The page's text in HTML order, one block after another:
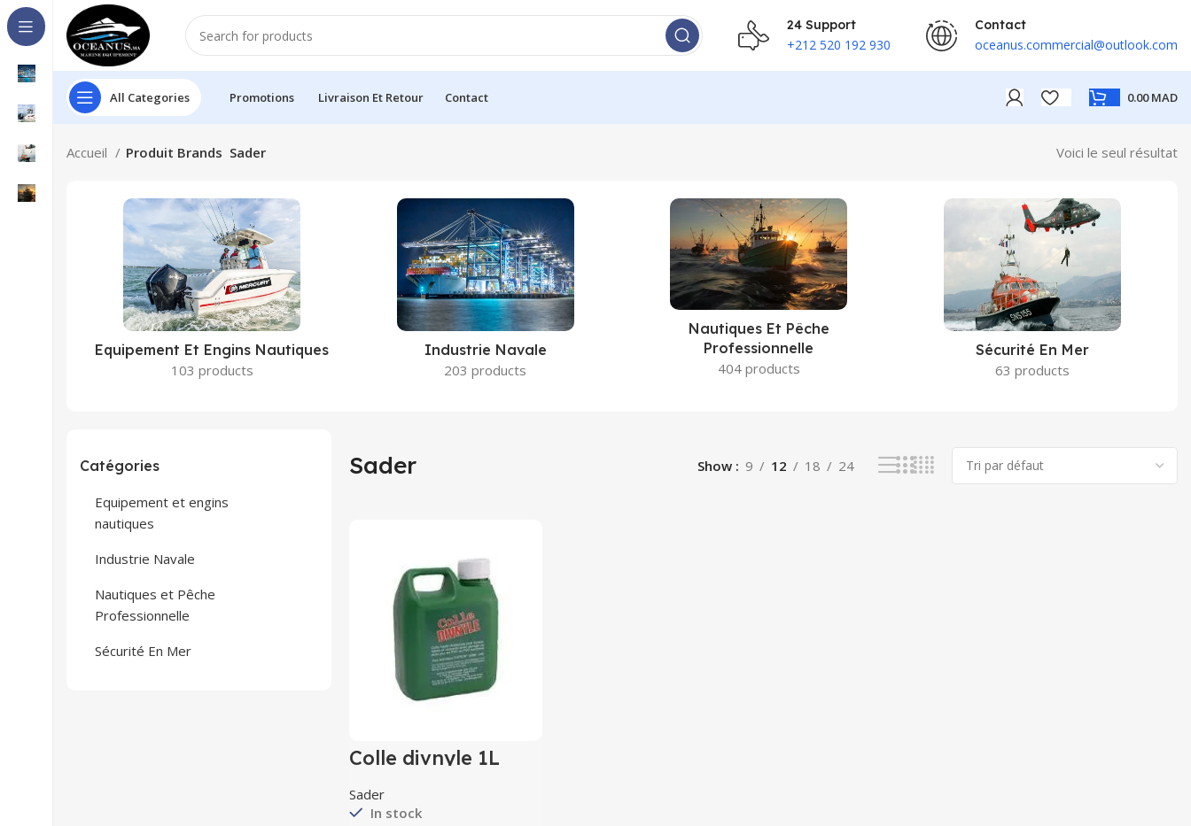
24 Support
+212 520 192 930
Contact
oceanus.commercial@outlook.com
All Categories Promotions Livraison Et Retour Contact 0.00MAD
Accueil Produit Brands Sader Voici le seul résultat
Equipement Et Engins Nautiques
103 products
Industrie Navale
203 products
Nautiques Et Pêche
Professionnelle
404 products
Sécurité En Mer
63 products
Catégories
Equipement et engins
nautiques
Industrie Navale
Nautiques et Pêche
Professionnelle
Sécurité En Mer
Sader Show 9 12 18 24
Colle divnyle 1L
Sader
In stock